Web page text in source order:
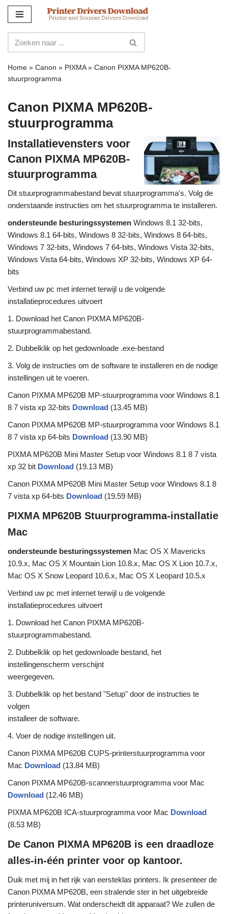
naar
de
inhoud
Home » Canon » PIXMA» Canon PIXMA MP620B-
stuurprogramma
Canon PIXMA MP620B-
stuurprogramma
Installatievensters voor
Canon PIXMA MP620B-
stuurprogramma
Dit stuurprogrammabestand bevat stuurprogramma's. Volg de
onderstaande instructies om het stuurprogramma te installeren.
ondersteunde besturingssystemen Windows 8.1 32-bits,
Windows 8.1 64-bits, Windows 8 32-bits, Windows 8 64-bits,
Windows 7 32-bits, Windows 7 64-bits, Windows Vista 32-bits,
Windows Vista 64-bits, Windows XP 32-bits, Windows XP 64-
bits
Verbind uw pc met internet terwijl u de volgende
installatieprocedures uitvoert
1. Download het Canon PIXMA MP620B-
stuurprogrammabestand.
2. Dubbelklik op het gedownloade .exe-bestand
3. Volg de instructies om de software te installeren en de nodige
instellingen uit te voeren.
Canon PIXMA MP620B MP-stuurprogramma voor Windows 8.1
8 7 vista xp 32-bits Download (13.45 MB)
Canon PIXMA MP620B MP-stuurprogramma voor Windows 8.1
8 7 vista xp 64-bits Download (13.90 MB)
PIXMA MP620B Mini Master Setup voor Windows 8.1 8 7 vista
xp 32 bit Download (19.13 MB)
Canon PIXMA MP620B Mini Master Setup voor Windows 8.1 8
7 vista xp 64-bits Download (19.59 MB)
PIXMA MP620B Stuurprogramma-installatie
Mac
ondersteunde besturingssystemen Mac OS X Mavericks
10.9.x, Mac OS X Mountain Lion 10.8.x, Mac OS X Lion 10.7.x,
Mac OS X Snow Leopard 10.6.x, Mac OS X Leopard 10.5.x
Verbind uw pc met internet terwijl u de volgende
installatieprocedures uitvoert
1. Download het Canon PIXMA MP620B-
stuurprogrammabestand.
2. Dubbelklik op het gedownloade bestand, het
instellingenscherm verschijnt
weergegeven.
3. Dubbelklik op het bestand "Setup" door de instructies te
volgen
installeer de software.
4. Voer de nodige instellingen uit.
Canon PIXMA MP620B CUPS-printerstuurprogramma voor
Mac Download (13.84 MB)
Canon PIXMA MP620B-scannerstuurprogramma voor Mac
Download (12.46 MB)
PIXMA MP620B ICA-stuurprogramma voor Mac Download
(8.53 MB)
De Canon PIXMA MP620B is een draadloze
alles-in-één printer voor op kantoor.
Duik met mij in het rijk van eersteklas printers. Ik presenteer de
Canon PIXMA MP620B, een stralende ster in het uitgebreide
printeruniversum. Wat onderscheidt dit apparaat? We zullen de